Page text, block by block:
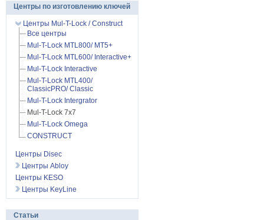
Центры по изготовлению ключей
Центры Mul-T-Lock / Construct
Все центры
Mul-T-Lock MTL800/ MT5+
Mul-T-Lock MTL600/ Interactive+
Mul-T-Lock Interactive
Mul-T-Lock MTL400/
ClassicPRO/ Classic
Mul-T-Lock Intergrator
Mul-T-Lock 7x7
Mul-T-Lock Omega
CONSTRUCT
Центры Disec
Центры Abloy
Центры KESO
Центры KeyLine
Статьи